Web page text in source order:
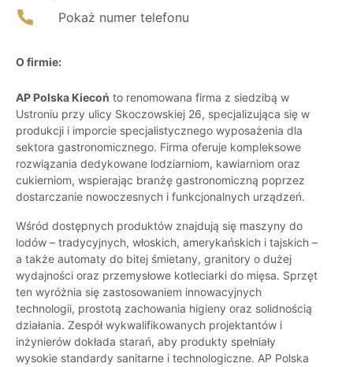
Pokaż numer telefonu
O firmie:
AP Polska Kiecoń to renomowana firma z siedzibą w
Ustroniu przy ulicy Skoczowskiej 26, specjalizująca się w
produkcji i imporcie specjalistycznego wyposażenia dla
sektora gastronomicznego. Firma oferuje kompleksowe
rozwiązania dedykowane lodziarniom, kawiarniom oraz
cukierniom, wspierając branżę gastronomiczną poprzez
dostarczanie nowoczesnych i funkcjonalnych urządzeń.
Wśród dostępnych produktów znajdują się maszyny do
lodów – tradycyjnych, włoskich, amerykańskich i tajskich –
a także automaty do bitej śmietany, granitory o dużej
wydajności oraz przemysłowe kotleciarki do mięsa. Sprzęt
ten wyróżnia się zastosowaniem innowacyjnych
technologii, prostotą zachowania higieny oraz solidnością
działania. Zespół wykwalifikowanych projektantów i
inżynierów dokłada starań, aby produkty spełniały
wysokie standardy sanitarne i technologiczne. AP Polska